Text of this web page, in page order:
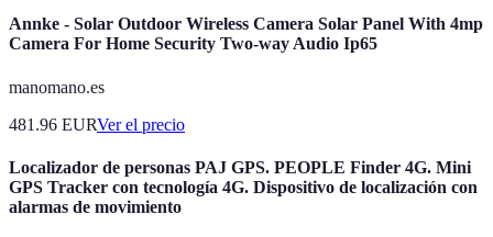
Annke - Solar Outdoor Wireless Camera Solar Panel With 4mp
Camera For Home Security Two-way Audio Ip65
manomano.es
481.96 EURVer el precio
Localizador de personas PAJ GPS. PEOPLE Finder 4G. Mini
GPS Tracker con tecnología 4G. Dispositivo de localización con
alarmas de movimiento